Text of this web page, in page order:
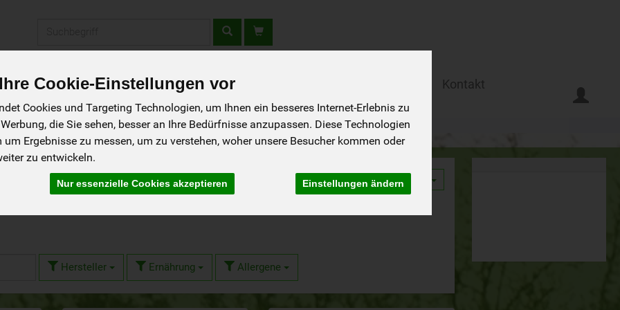
Cookie-Einstellungen vor
Cookies und Targeting Technologien, um Ihnen ein besseres Internet-Erlebnis zu
die Sie sehen, besser an Ihre Bedürfnisse anzupassen. Diese Technologien
Ergebnisse zu messen, um zu verstehen, woher unsere Besucher kommen oder
zu entwickeln.
Nur essenzielle Cookies akzeptieren Einstellungen ändern
Rezepte Wir über uns Aus der Region Kontakt
Produkte
Hersteller Ernährung Allergene